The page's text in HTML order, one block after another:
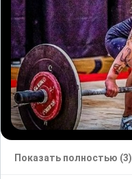
Показать полностью (3)